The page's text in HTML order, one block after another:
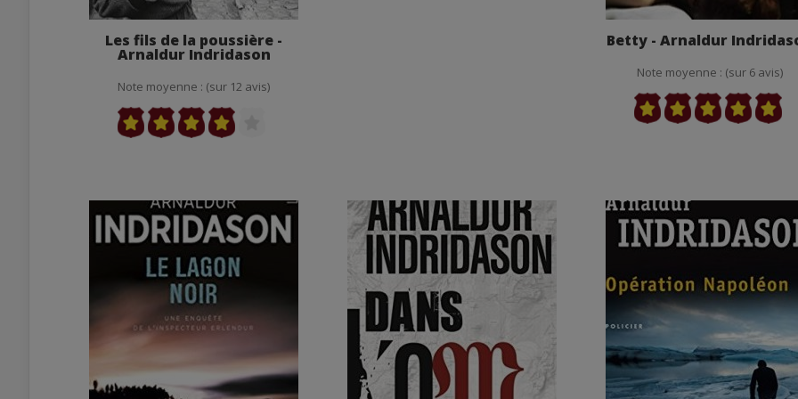
Les fils de la poussière -
Arnaldur Indridason
Note moyenne : (sur 12 avis)
Betty - Arnaldur
Note moyenne : (sur 6 avis)